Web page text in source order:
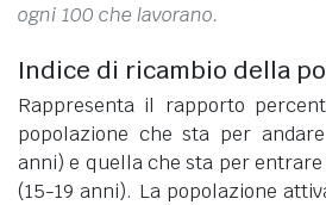
ogni 100 che lavorano.
Indice di ricambio della
Rappresenta il rapporto
popolazione che sta per
anni) e quella che sta per
(15-19 anni). La popolazione